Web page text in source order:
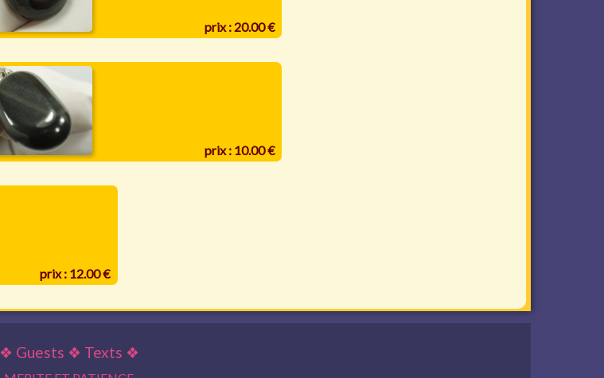
prix : 20.00 €
prix : 10.00 €
prix : 12.00 €
❖ Guests ❖ Texts ❖